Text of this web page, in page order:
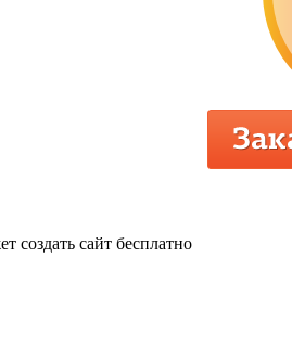
создать сайт бесплатно